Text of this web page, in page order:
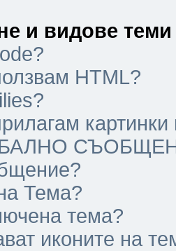
и видове теми
HTML?
Тема?
тема?
иконите на